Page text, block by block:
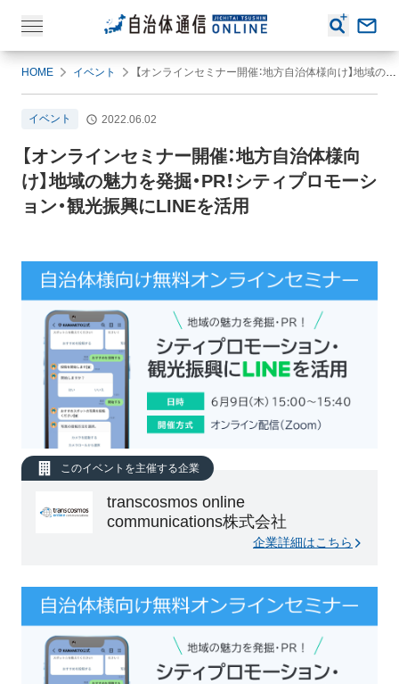
HOME イベント 【オンラインセミナー開催：地方自治体様向け】地域の魅力を発掘・PR！シティプロモーション・観光振興にLINEを活用
イベント 2022.06.02
【オンラインセミナー開催：地方自治体様向
け】地域の魅力を発掘・PR！シティプロモーシ
ョン・観光振興にLINEを活用
このイベントを主催する企業
transcosmos online
communications株式会社
企業詳細はこちら